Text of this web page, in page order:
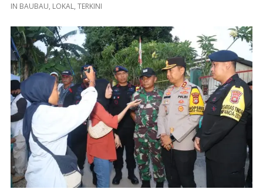
IN BAUBAU, LOKAL, TERKINI